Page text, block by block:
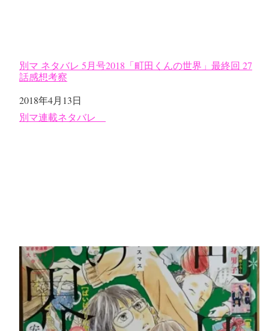
別マ ネタバレ 5月号2018「町田くんの世界」最終回 27
話感想考察
日付
2018年4月13日
関連理由
別マ連載ネタバレ